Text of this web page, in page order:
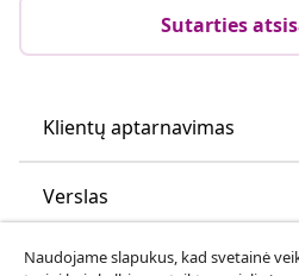
Sutarties
Klientų aptarnavimas
Verslas
vidaXL
Naudojame slapukus, kad svetainė